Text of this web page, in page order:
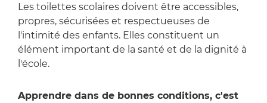
Les toilettes scolaires doivent être accessibles,
propres, sécurisées et respectueuses de
l'intimité des enfants. Elles constituent un
élément important de la santé et de la dignité à
l'école.
Apprendre dans de bonnes conditions, c'est